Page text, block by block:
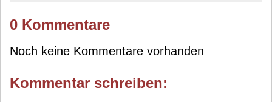
0 Kommentare
Noch keine Kommentare vorhanden
Kommentar schreiben: